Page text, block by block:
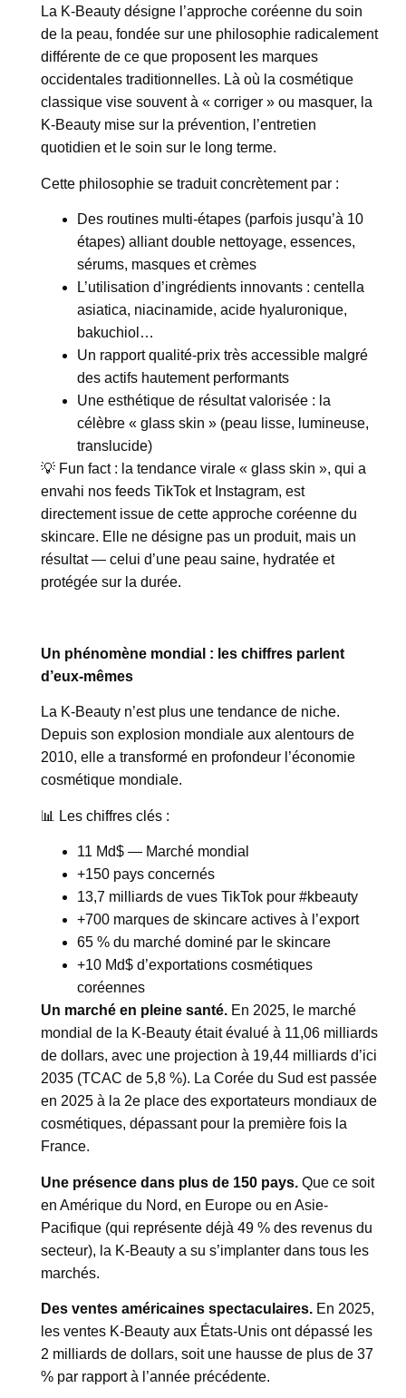
La K-Beauty désigne l’approche coréenne du soin
de la peau, fondée sur une philosophie radicalement
différente de ce que proposent les marques
occidentales traditionnelles. Là où la cosmétique
classique vise souvent à « corriger » ou masquer, la
K-Beauty mise sur la prévention, l’entretien
quotidien et le soin sur le long terme.
Cette philosophie se traduit concrètement par :
Des routines multi-étapes (parfois jusqu’à 10
étapes) alliant double nettoyage, essences,
sérums, masques et crèmes
L’utilisation d’ingrédients innovants : centella
asiatica, niacinamide, acide hyaluronique,
bakuchiol…
Un rapport qualité-prix très accessible malgré
des actifs hautement performants
Une esthétique de résultat valorisée : la
célèbre « glass skin » (peau lisse, lumineuse,
translucide)
💡 Fun fact : la tendance virale « glass skin », qui a
envahi nos feeds TikTok et Instagram, est
directement issue de cette approche coréenne du
skincare. Elle ne désigne pas un produit, mais un
résultat — celui d’une peau saine, hydratée et
protégée sur la durée.
Un phénomène mondial : les chiffres parlent
d’eux-mêmes
La K-Beauty n’est plus une tendance de niche.
Depuis son explosion mondiale aux alentours de
2010, elle a transformé en profondeur l’économie
cosmétique mondiale.
📊 Les chiffres clés :
11 Md$ — Marché mondial
+150 pays concernés
13,7 milliards de vues TikTok pour #kbeauty
+700 marques de skincare actives à l’export
65 % du marché dominé par le skincare
+10 Md$ d’exportations cosmétiques
coréennes
Un marché en pleine santé. En 2025, le marché
mondial de la K-Beauty était évalué à 11,06 milliards
de dollars, avec une projection à 19,44 milliards d’ici
2035 (TCAC de 5,8 %). La Corée du Sud est passée
en 2025 à la 2e place des exportateurs mondiaux de
cosmétiques, dépassant pour la première fois la
France.
Une présence dans plus de 150 pays. Que ce soit
en Amérique du Nord, en Europe ou en Asie-
Pacifique (qui représente déjà 49 % des revenus du
secteur), la K-Beauty a su s’implanter dans tous les
marchés.
Des ventes américaines spectaculaires. En 2025,
les ventes K-Beauty aux États-Unis ont dépassé les
2 milliards de dollars, soit une hausse de plus de 37
% par rapport à l’année précédente.